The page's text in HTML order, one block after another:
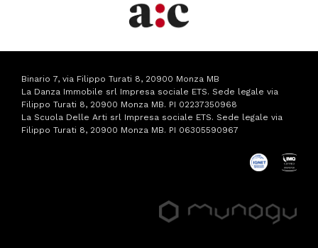
Binario 7, via Filippo Turati 8, 20900 Monza MB
La Danza Immobile srl Impresa sociale ETS. Sede legale via
Filippo Turati 8, 20900 Monza MB. PI 02237350968
La Scuola Delle Arti srl Impresa sociale ETS. Sede legale via
Filippo Turati 8, 20900 Monza MB. PI 06305590967